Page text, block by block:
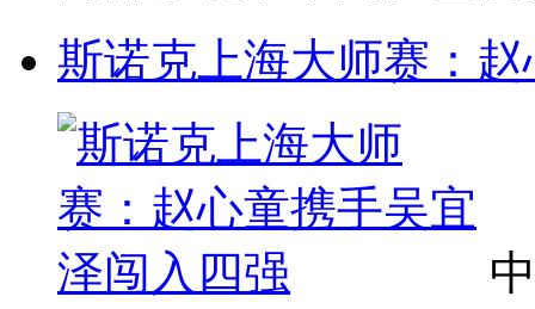
斯诺克上海大师赛：